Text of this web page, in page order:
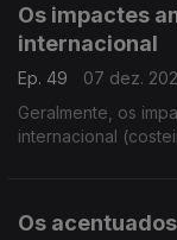
Os impactes
internacional
Ep. 49
07 dez.
Geralmente, os
internacional
Os